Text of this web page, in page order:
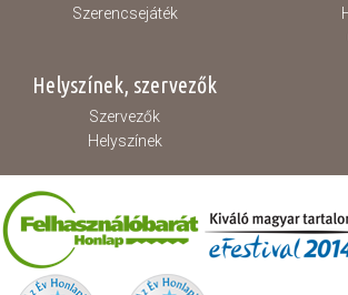
Szerencsejáték
Helyszínek, szervezők
Szervezők
Helyszínek